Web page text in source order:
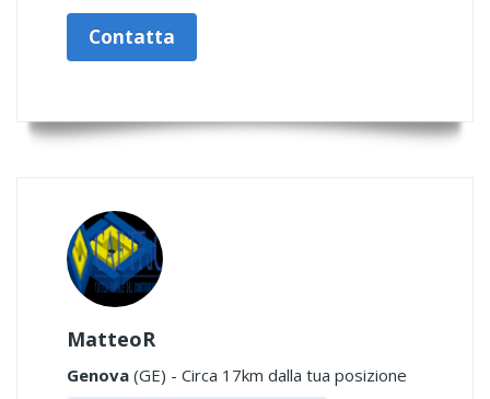
Contatta
MatteoR
Genova (GE) - Circa 17km dalla tua posizione